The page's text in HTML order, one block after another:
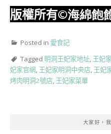
版權所有©海綿飽
Posted in 愛食記
Tagged 明洞王妃家地址, 王妃家
妃家官網, 王妃家明洞中央店, 王妃
烤肉明洞2號店, 王妃家菜單
大家好，